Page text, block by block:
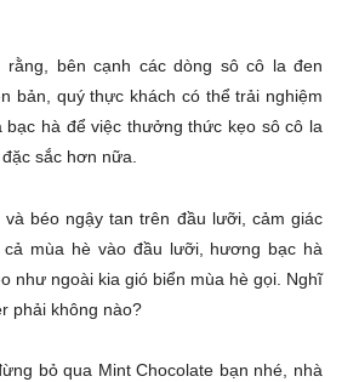
rằng, bên cạnh các dòng sô cô la đen
bản, quý thực khách có thể trải nghiệm
bạc hà để việc thưởng thức kẹo sô cô la
sắc hơn nữa.
béo ngậy tan trên đầu lưỡi, cảm giác
mùa hè vào đầu lưỡi, hương bạc hà
như ngoài kia gió biển mùa hè gọi. Nghĩ
phải không nào?
bỏ qua Mint Chocolate bạn nhé, nhà